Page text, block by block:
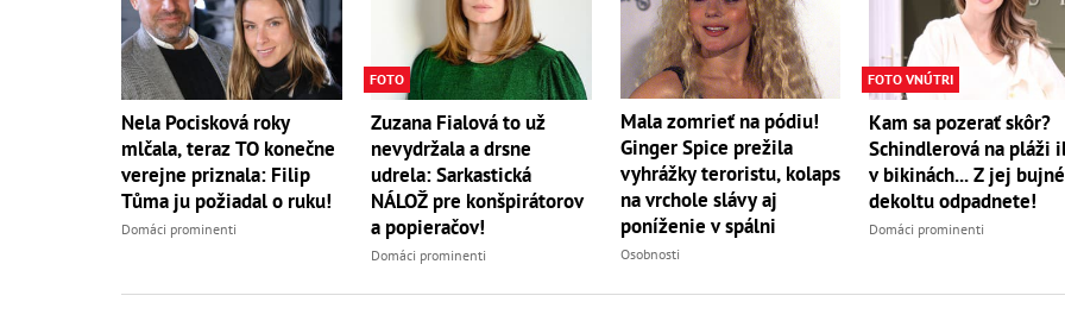
Nela Pocisková roky
mlčala, teraz TO konečne
verejne priznala: Filip
Tůma ju požiadal o ruku!
Domáci prominenti
FOTO
Zuzana Fialová to už
nevydržala a drsne
udrela: Sarkastická
NÁLOŽ pre konšpirátorov
a popieračov!
Domáci prominenti
Mala zomrieť na pódiu!
Ginger Spice prežila
vyhrážky teroristu, kolaps
na vrchole slávy aj
poníženie v spálni
Osobnosti
FOTO VNÚTRI
Kam sa pozerať skôr?
Schindlerová na pláži
v bikinách... Z jej
dekoltu odpadnete!
Domáci prominenti